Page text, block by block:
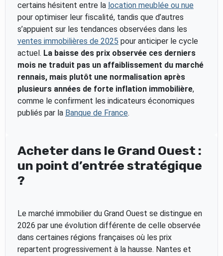
certains hésitent entre la location meublée ou nue
pour optimiser leur fiscalité, tandis que d’autres
s’appuient sur les tendances observées dans les
ventes immobilières de 2025 pour anticiper le cycle
actuel. La baisse des prix observée ces derniers
mois ne traduit pas un affaiblissement du marché
rennais, mais plutôt une normalisation après
plusieurs années de forte inflation immobilière,
comme le confirment les indicateurs économiques
publiés par la Banque de France.
Acheter dans le Grand Ouest :
un point d’entrée stratégique
?
Le marché immobilier du Grand Ouest se distingue en
2026 par une évolution différente de celle observée
dans certaines régions françaises où les prix
repartent progressivement à la hausse. Nantes et